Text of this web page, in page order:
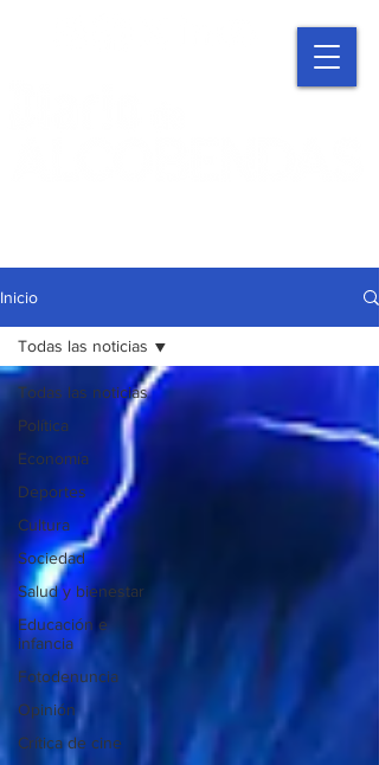
Inicio
Todas las noticias
Política
Economía
Deportes
Cultura
Sociedad
Salud y bienestar
Educación e
infancia
Fotodenuncia
Opinión
Crítica de cine
Todas las noticias